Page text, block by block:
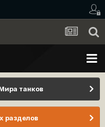
танков
разделов